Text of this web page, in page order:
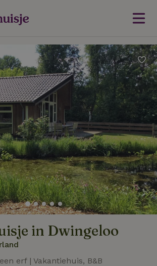
in Dwingeloo
erf | Vakantiehuis, B&B